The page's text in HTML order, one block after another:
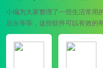
小编为大家整理了一些生活常用
后台等等，这些软件可以有效的